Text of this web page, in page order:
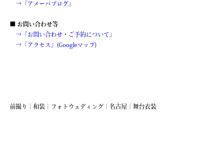
→『アメーバブログ』
■ お問い合わせ等
→『お問い合わせ・ご予約について』
→『アクセス』(Googleマップ)
前撮り｜和装｜フォトウェディング｜名古屋｜舞台衣装